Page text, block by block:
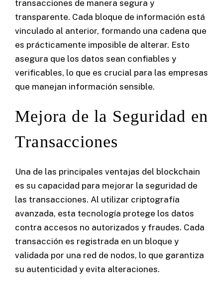
transacciones de manera segura y
transparente. Cada bloque de información está
vinculado al anterior, formando una cadena que
es prácticamente imposible de alterar. Esto
asegura que los datos sean confiables y
verificables, lo que es crucial para las empresas
que manejan información sensible.
Mejora de la Seguridad en
Transacciones
Una de las principales ventajas del blockchain
es su capacidad para mejorar la seguridad de
las transacciones. Al utilizar criptografía
avanzada, esta tecnología protege los datos
contra accesos no autorizados y fraudes. Cada
transacción es registrada en un bloque y
validada por una red de nodos, lo que garantiza
su autenticidad y evita alteraciones.